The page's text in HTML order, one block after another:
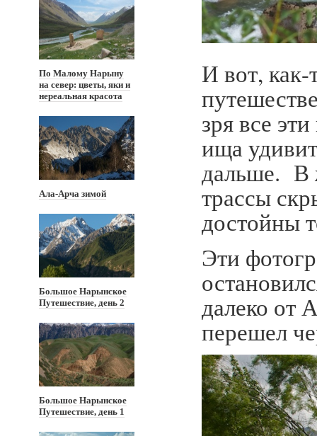
По Малому Нарыну
на север: цветы, яки и
нереальная красота
Ала-Арча зимой
Большое Нарынское
Путешествие, день 2
Большое Нарынское
Путешествие, день 1
И вот,
зря все
ища
дальше. В
трассы
достойны
Эти
далеко от
перешел